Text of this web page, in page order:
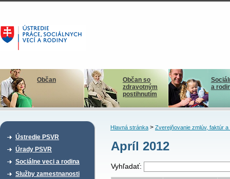
Občan
Občan so
zdravotným
postihnutím
a
Ústredie PSVR
Úrady PSVR
Sociálne veci a rodina
Služby zamestnanosti
Hlavná stránka> Zverejňovanie zmlúv, faktúr a
Apríl 2012
Vyhľadať: